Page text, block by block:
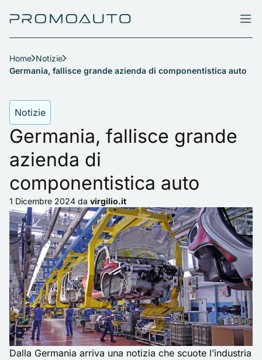
Home Notizie
Germania, fallisce grande azienda di componentistica auto
Notizie
Germania, fallisce grande
azienda di
componentistica auto
1 Dicembre 2024 da virgilio.it
Dalla Germania arriva una notizia che scuote l’industria